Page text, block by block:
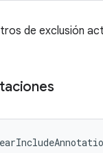
de exclusión